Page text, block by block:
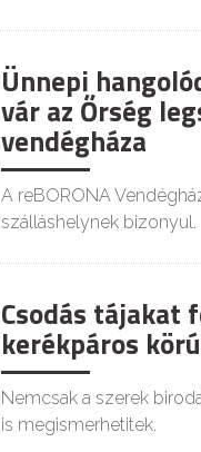
Ünnepi
vár az Őrség
vendégháza
A reBORONA
szálláshelynek bizonyul.
Csodás tájakat
kerékpáros
Nemcsak a szerek
is megismerhetitek.